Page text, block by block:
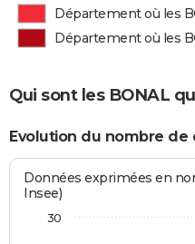
Département où les
Département où les
Qui sont les BONAL
Evolution du nombre de
Données exprimées en
Insee)
30